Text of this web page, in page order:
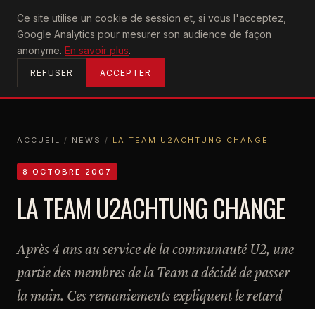
Ce site utilise un cookie de session et, si vous l'acceptez,
Google Analytics pour mesurer son audience de façon
anonyme. En savoir plus.
REFUSER ACCEPTER
U2achtung
ACCUEIL
ACCUEIL / NEWS / LA TEAM U2ACHTUNG CHANGE
8 OCTOBRE 2007
LA TEAM U2ACHTUNG CHANGE
Après 4 ans au service de la communauté U2, une
partie des membres de la Team a décidé de passer
la main. Ces remaniements expliquent le retard